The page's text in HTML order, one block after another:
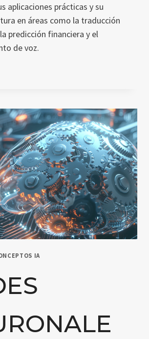
aplicaciones prácticas y su
en áreas como la traducción
predicción financiera y el
de voz.
IA